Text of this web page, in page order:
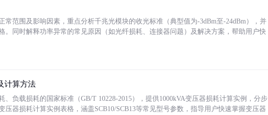
常范围及影响因素，重点分析千兆光模块的收光标准（典型值为-3dBm至-24dBm），并
。同时解释功率异常的常见原因（如光纤损耗、连接器问题）及解决方案，帮助用户快
计算方法
、负载损耗的国家标准（GB/T 10228-2015），提供1000kVA变压器损耗计算实例，分步
压器损耗计算实例表格，涵盖SCB10/SCB13等常见型号参数，指导用户快速掌握变压器